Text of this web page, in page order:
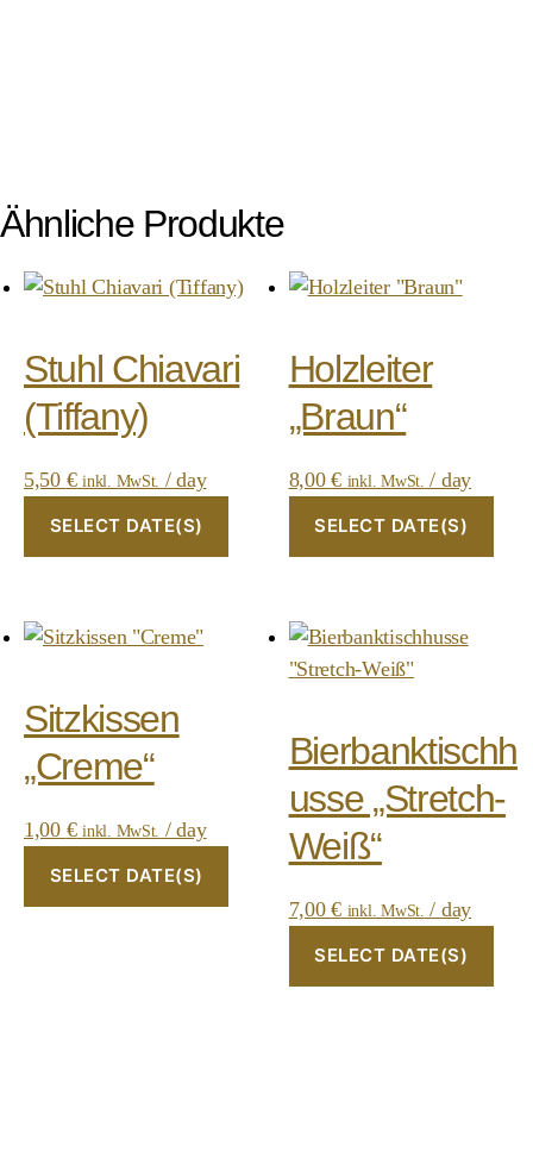
Ähnliche Produkte
Stuhl Chiavari
(Tiffany)
5,50 € inkl. MwSt. / day
SELECT DATE(S)
Holzleiter
„Braun“
8,00€ inkl. MwSt. / day
SELECT DATE(S)
Sitzkissen
„Creme“
1,00 € inkl. MwSt. / day
SELECT DATE(S)
Bierbanktischh
usse „Stretch-
Weiß“
7,00€ inkl. MwSt. / day
SELECT DATE(S)